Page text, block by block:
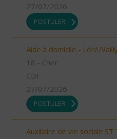
27/07/2026
POSTULER
Aide à domicile - Léré/
18 - Cher
CDI
27/07/2026
POSTULER
Auxiliaire de vie sociale ST